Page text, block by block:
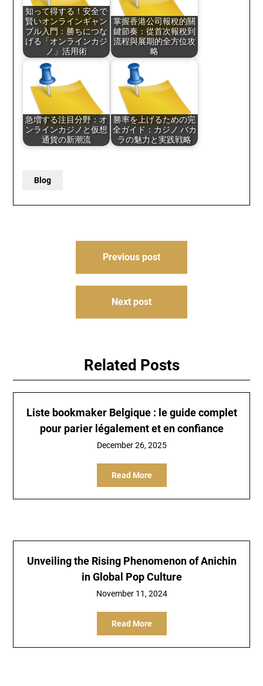
知って得する！安全で
賢いオンラインギャン
ブル入門：勝ちにつな
げる「オンラインカジ
ノ」活用術
掌握香港公司報稅的關
鍵節奏：從首次報稅到
流程與展期的全方位攻
略
急増する注目分野：オ
ンラインカジノと仮想
通貨の新潮流
勝率を上げるための完
全ガイド：カジノ バカ
ラの魅力と実践戦略
Blog
Previous post
Next post
Related Posts
Liste bookmaker Belgique : le guide complet
pour parier légalement et en confiance
December 26, 2025
Read More
Unveiling the Rising Phenomenon of Anichin
in Global Pop Culture
November 11, 2024
Read More